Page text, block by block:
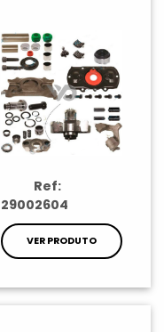
Ref:
29002604
VER PRODUTO